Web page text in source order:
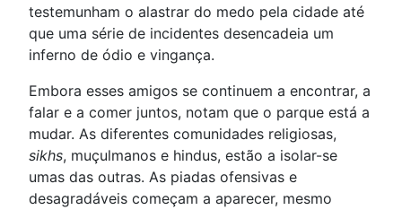
testemunham o alastrar do medo pela cidade até
que uma série de incidentes desencadeia um
inferno de ódio e vingança.
Embora esses amigos se continuem a encontrar, a
falar e a comer juntos, notam que o parque está a
mudar. As diferentes comunidades religiosas,
sikhs, muçulmanos e hindus, estão a isolar-se
umas das outras. As piadas ofensivas e
desagradáveis começam a aparecer, mesmo